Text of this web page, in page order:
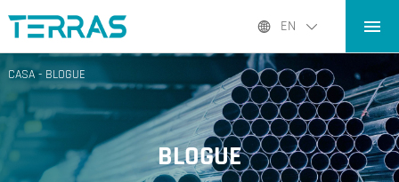
EN
CASA
PRODUTOS
APLICATIVOS
BLOGUE
QUEM SOMOS
CASA- BLOGUE
BLOGUE